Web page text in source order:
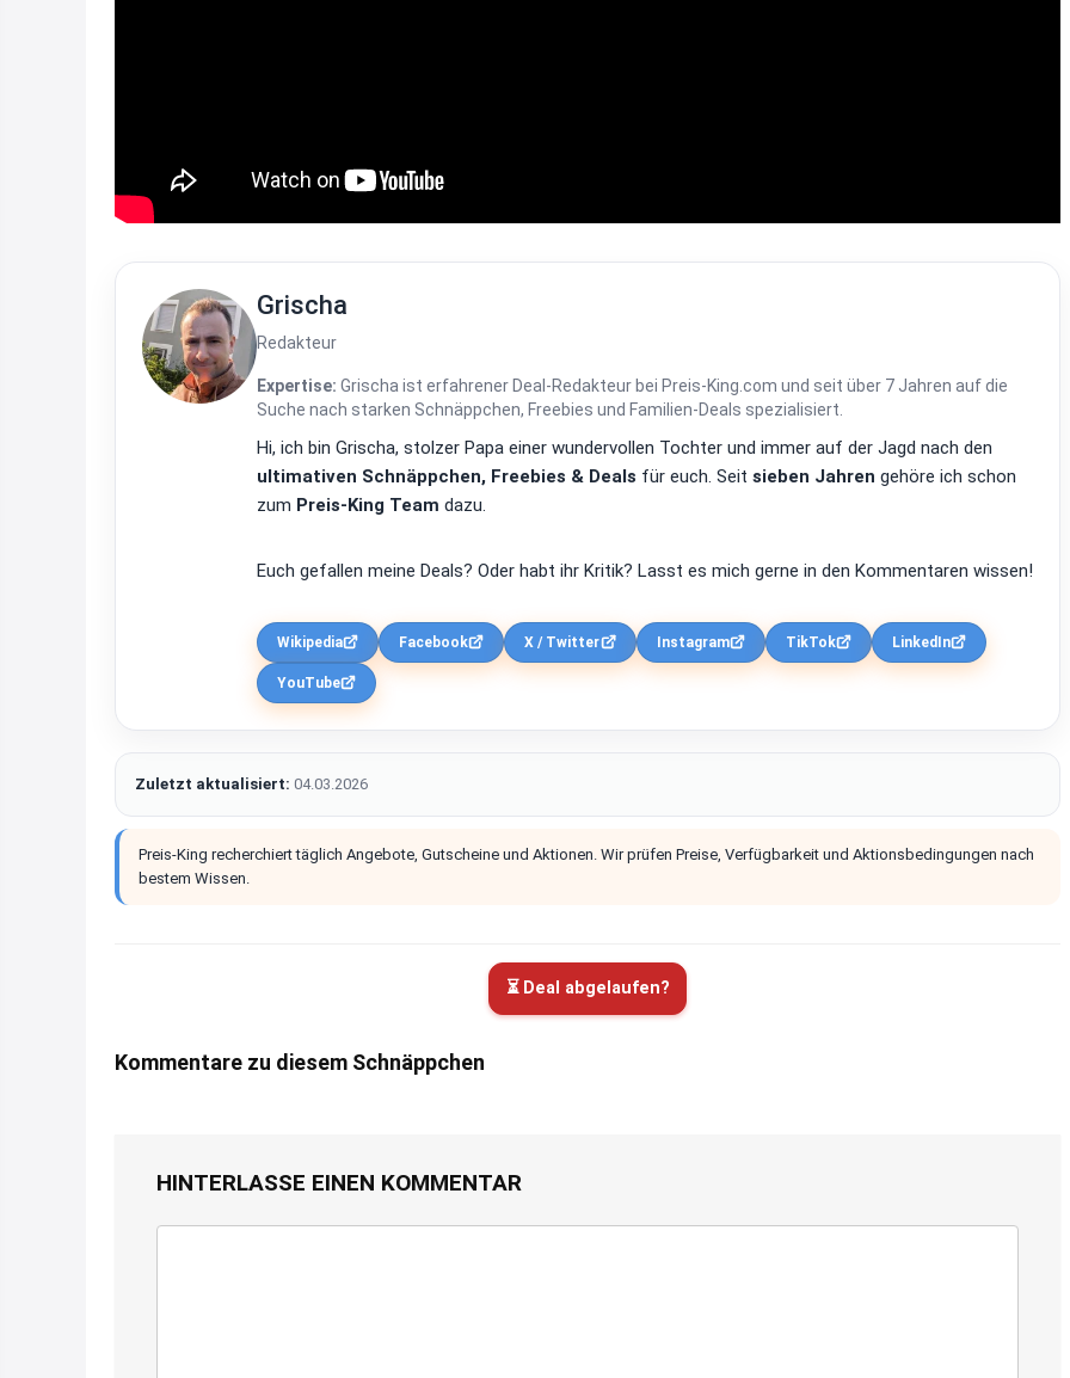
Grischa
Redakteur
Expertise: Grischa ist erfahrener Deal-Redakteur bei Preis-King.com und seit über 7 Jahren auf die
Suche nach starken Schnäppchen, Freebies und Familien-Deals spezialisiert.
Hi, ich bin Grischa, stolzer Papa einer wundervollen Tochter und immer auf der Jagd nach den
ultimativen Schnäppchen, Freebies & Deals für euch. Seit sieben Jahren gehöre ich schon
zum Preis-King Team dazu.
Euch gefallen meine Deals? Oder habt ihr Kritik? Lasst es mich gerne in den Kommentaren wissen!
Wikipedia Facebook X / Twitter Instagram TikTok LinkedIn
YouTube
Zuletzt aktualisiert: 04.03.2026
Preis-King recherchiert täglich Angebote, Gutscheine und Aktionen. Wir prüfen Preise, Verfügbarkeit und Aktionsbedingungen nach
bestem Wissen.
⏳ Deal abgelaufen?
Kommentare zu diesem Schnäppchen
HINTERLASSE EINEN KOMMENTAR